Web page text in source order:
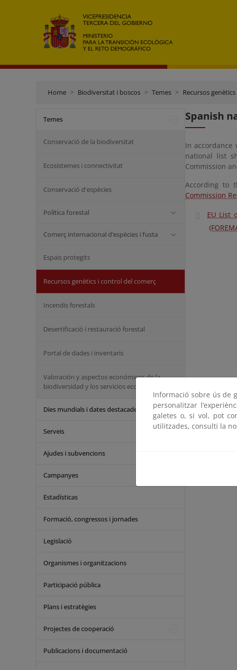
Home Biodiversitat i boscos Temes Recursos
Temes
Conservació de la biodiversitat
Ecosistemes i connectivitat
Conservació d'espècies
Política forestal
Comerç internacional d’espècies i fusta
Espais protegits
Recursos genètics i control del comerç
Incendis forestals
Desertificació i restauració forestal
Portal de dades i inventaris
Valoración y aspectos económicos de la
biodiversidad y los servicios ecosistémicos
Dies mundials i dates destacades
Serveis
Ajudes i subvencions
Campanyes
Estadísticas
Formació, congressos i jornades
Legislació
Organismes i organitzacions
Participació pública
Plans i estratègies
Projectes de cooperació
Publicacions i documentació
Spanish
In accordance
national list
Commission
According to
Commission
EU List
Informació sobre ús de
personalitzar
galetes o, si vol, pot
utilitzades, consulti la